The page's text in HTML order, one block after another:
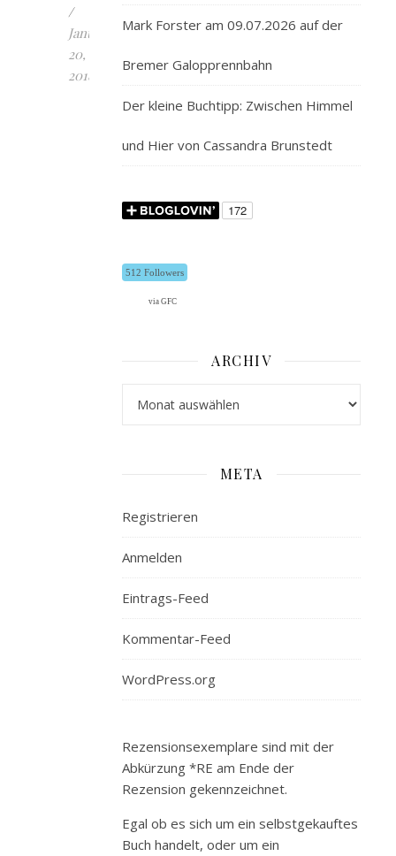
/
Januar
20,
2018
Mark Forster am 09.07.2026 auf der
Bremer Galopprennbahn
Der kleine Buchtipp: Zwischen Himmel
und Hier von Cassandra Brunstedt
512 Followers
via GFC
ARCHIV
META
Registrieren
Anmelden
Eintrags-Feed
Kommentar-Feed
WordPress.org
Rezensionsexemplare sind mit der
Abkürzung *RE am Ende der
Rezension gekennzeichnet.
Egal ob es sich um ein selbstgekauftes
Buch handelt, oder um ein